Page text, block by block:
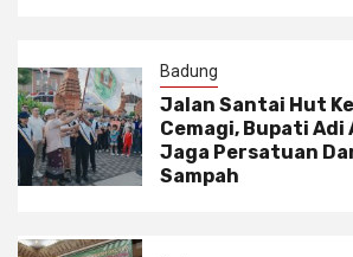
Badung
Jalan Santai Hut
Cemagi, Bupati Adi
Jaga Persatuan
Sampah